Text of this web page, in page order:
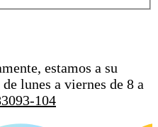
estamos a su
lunes a viernes de 8 a
104